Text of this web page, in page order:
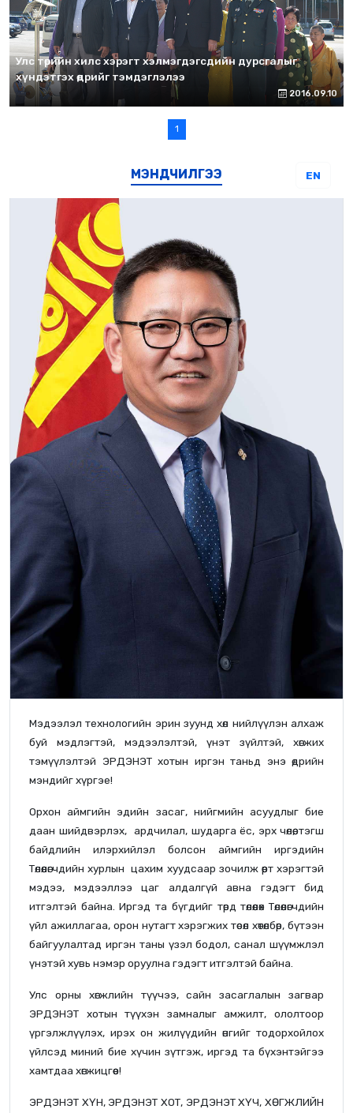
Улс төрийн хилс хэрэгт хэлмэгдэгсдийн дурсгалыг
хүндэтгэх өдрийг тэмдэглэлээ
2016.09.10
1
МЭНДЧИЛГЭЭ EN
Мэдээлэл технологийн эрин зуунд хөл нийлүүлэн алхаж
буй мэдлэгтэй, мэдээлэлтэй, үнэт зүйлтэй, хөгжих
тэмүүлэлтэй ЭРДЭНЭТ хотын иргэн таньд энэ өдрийн
мэндийг хүргэе!
Орхон аймгийн эдийн засаг, нийгмийн асуудлыг бие
даан шийдвэрлэх, ардчилал, шударга ёс, эрх чөлөө, тэгш
байдлийн илэрхийлэл болсон аймгийн иргэдийн
Төлөөлөгчдийн хурлын цахим хуудсаар зочилж өөрт хэрэгтэй
мэдээ, мэдээллээ цаг алдалгүй авна гэдэгт бид
итгэлтэй байна. Иргэд та бүгдийг төрд төлөөлөх Төлөөлөгчдийн
үйл ажиллагаа, орон нутагт хэрэгжих төсөл хөтөлбөр, бүтээн
байгуулалтад иргэн таны үзэл бодол, санал шүүмжлэл
үнэтэй хувь нэмэр оруулна гэдэгт итгэлтэй байна.
Улс орны хөгжлийн түүчээ, сайн засаглалын загвар
ЭРДЭНЭТ хотын түүхэн замналыг амжилт, ололтоор
үргэлжлүүлэх, ирэх он жилүүдийн өнгийг тодорхойлох
үйлсэд миний бие хүчин зүтгэж, иргэд та бүхэнтэйгээ
хамтдаа хөгжицгөөе!
ЭРДЭНЭТ ХҮН, ЭРДЭНЭТ ХОТ, ЭРДЭНЭТ ХҮЧ, ХӨГЖЛИЙН